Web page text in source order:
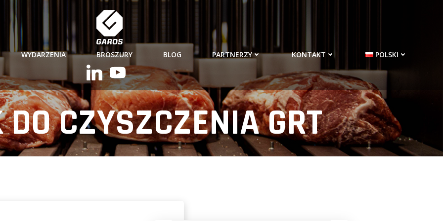
WYDARZENIA BROSZURY BLOG PARTNERZY KONTAKT POLSKI
CZYSZCZENIA GRT